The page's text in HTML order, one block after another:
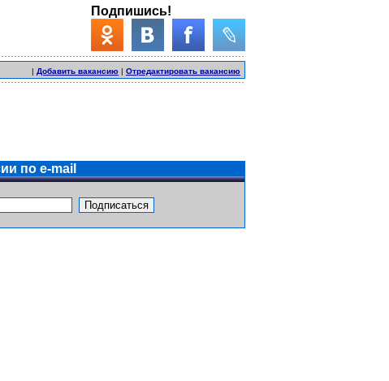
Подпишись!
| Добавить вакансию | Отредактировать вакансию
по e-mail